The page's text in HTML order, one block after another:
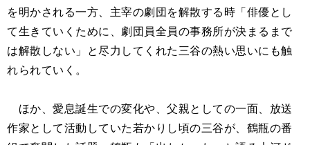
を明かされる一方、主宰の劇団を解散する時「俳優とし
て生きていくために、劇団員全員の事務所が決まるまで
は解散しない」と尽力してくれた三谷の熱い思いにも触
れられていく。
ほか、愛息誕生での変化や、父親としての一面、放送
作家として活動していた若かりし頃の三谷が、鶴瓶の番